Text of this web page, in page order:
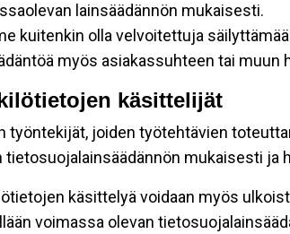
lainsäädännön mukaisesti.
kuitenkin olla velvoitettuja
myös asiakassuhteen tai
käsittelijät
työntekijät, joiden työtehtävien
tietosuojalainsäädännön mukaisesti
käsittelyä voidaan myös
voimassa olevan